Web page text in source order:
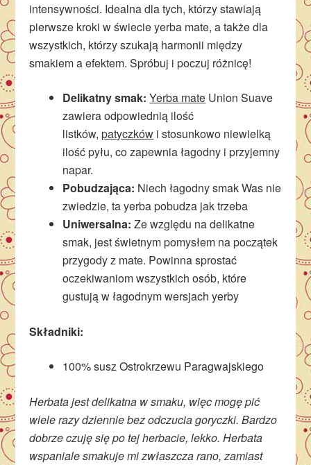
intensywności. Idealna dla tych, którzy stawiają
pierwsze kroki w świecie yerba mate, a także dla
wszystkich, którzy szukają harmonii między
smakiem a efektem. Spróbuj i poczuj różnicę!
Delikatny smak: Yerba mate Union Suave
zawiera odpowiednią ilość
listków,patyczków i stosunkowo niewielką
ilość pyłu, co zapewnia łagodny i przyjemny
napar.
Pobudzająca: Niech łagodny smak Was nie
zwiedzie, ta yerba pobudza jak trzeba
Uniwersalna: Ze względu na delikatne
smak, jest świetnym pomysłem na początek
przygody z mate. Powinna sprostać
oczekiwaniom wszystkich osób, które
gustują w łagodnym wersjach yerby
Składniki:
100% susz Ostrokrzewu Paragwajskiego
Herbata jest delikatna w smaku, więc mogę pić
wiele razy dziennie bez odczucia goryczki. Bardzo
dobrze czuję się po tej herbacie, lekko. Herbata
wspaniale smakuje mi zwłaszcza rano, zamiast